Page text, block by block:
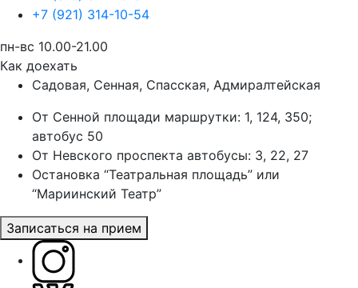
+7 (921) 314-10-54
пн-вс 10.00-21.00
Как доехать
Садовая, Сенная, Спасская, Адмиралтейская
От Сенной площади маршрутки: 1, 124, 350;
автобус 50
От Невского проспекта автобусы: 3, 22, 27
Остановка “Театральная площадь” или
“Мариинский Театр”
Записаться на прием